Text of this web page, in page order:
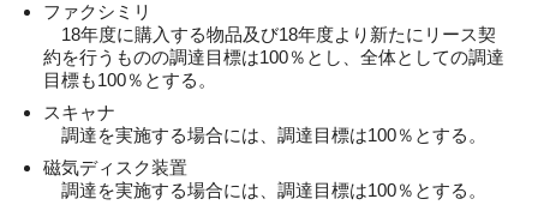
ファクシミリ
18年度に購入する物品及び18年度より新たにリース契
約を行うものの調達目標は100％とし、全体としての調達
目標も100％とする。
スキャナ
調達を実施する場合には、調達目標は100％とする。
磁気ディスク装置
調達を実施する場合には、調達目標は100％とする。